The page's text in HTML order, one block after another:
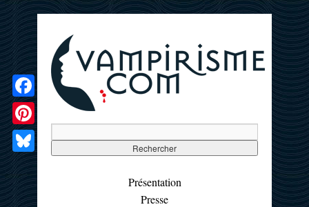
Présentation
Presse
Facebook
Pinterest
Bluesky